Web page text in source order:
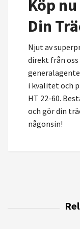
Köp
Din
Njut av
direkt från oss
i kvalitet och
HT 22-60.
och gör din
någonsin!